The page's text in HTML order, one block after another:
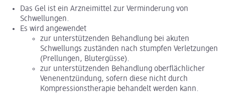
Das Gel ist ein Arzneimittel zur Verminderung von
Schwellungen.
Es wird angewendet
zur unterstützenden Behandlung bei akuten
Schwellungs zuständen nach stumpfen Verletzungen
(Prellungen, Blutergüsse).
zur unterstützenden Behandlung oberflächlicher
Venenentzündung, sofern diese nicht durch
Kompressionstherapie behandelt werden kann.